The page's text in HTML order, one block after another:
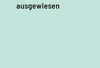
ausgewiesen